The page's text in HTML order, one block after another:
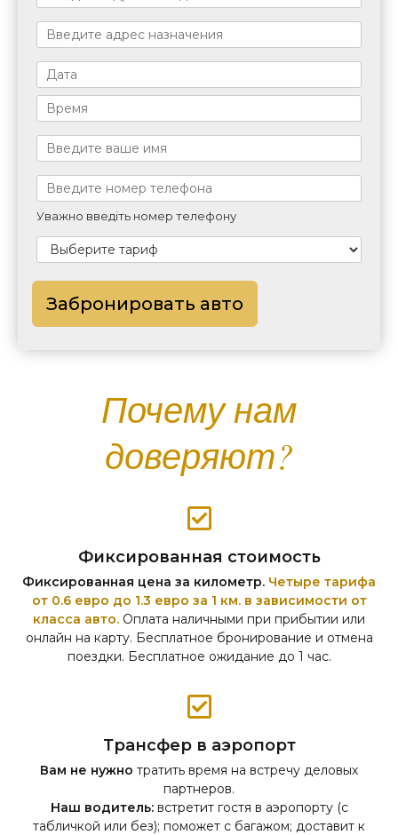
Уважно введіть номер телефону
Забронировать авто
Почему нам
доверяют?
Фиксированная стоимость
Фиксированная цена за километр. Четыре тарифа
от 0.6 евро до 1.3 евро за 1 км. в зависимости от
класса авто. Оплата наличными при прибытии или
онлайн на карту. Бесплатное бронирование и отмена
поездки. Бесплатное ожидание до 1 час.
Трансфер в аэропорт
Вам не нужно тратить время на встречу деловых
партнеров.
Наш водитель:встретит гостя в аэропорту (с
табличкой или без); поможет с багажом; доставит к